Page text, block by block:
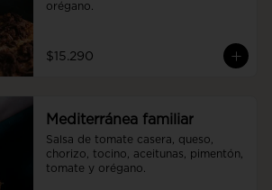
orégano.
$15.290
Mediterránea familiar
Salsa de tomate casera, queso,
chorizo, tocino, aceitunas, pimentón,
tomate y orégano.